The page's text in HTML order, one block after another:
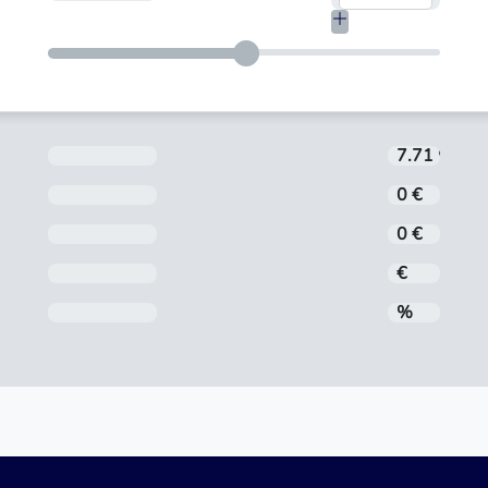
Aizdevuma procentu likme tiek noteikta
7.71 %
0 €
0 €
€
%